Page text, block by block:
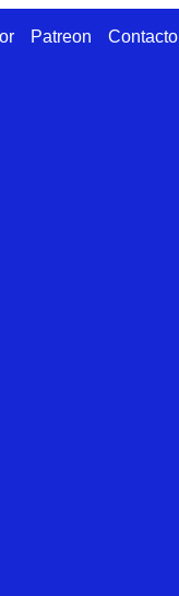
Patreon Contacto